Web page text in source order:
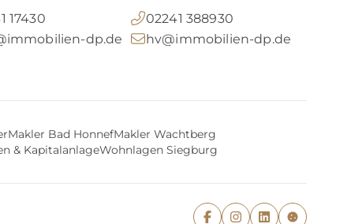
17430
dp.de
02241 388930
hv@immobilien-dp.de
Makler Bad HonnefMakler Wachtberg
& KapitalanlageWohnlagen Siegburg